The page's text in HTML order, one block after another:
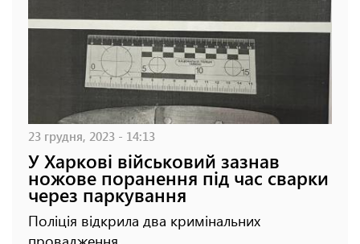
23 грудня, 2023 - 14:13
У Харкові військовий зазнав
ножове поранення під час сварки
через паркування
Поліція відкрила два кримінальних